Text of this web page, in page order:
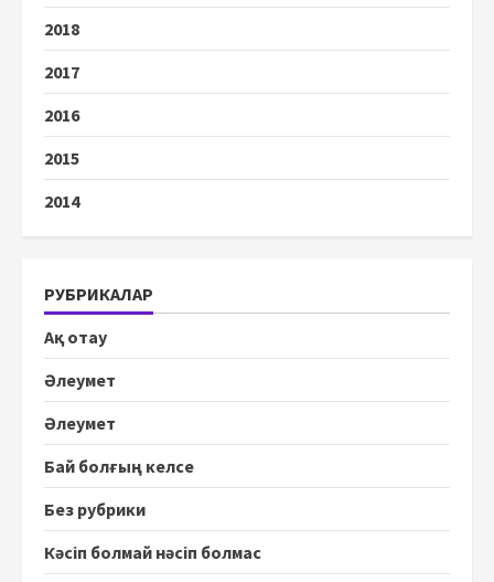
2018
2017
2016
2015
2014
РУБРИКАЛАР
Ақ отау
Әлеумет
Әлеумет
Бай болғың келсе
Без рубрики
Кәсіп болмай нәсіп болмас